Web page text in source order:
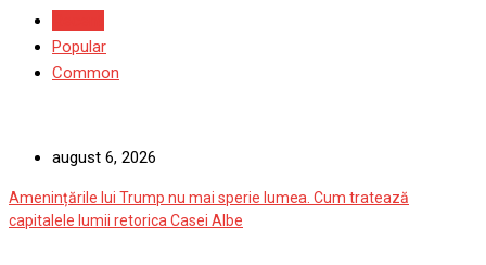
Popular
Common
august 6, 2026
Amenințările lui Trump nu mai sperie lumea. Cum tratează
capitalele lumii retorica Casei Albe